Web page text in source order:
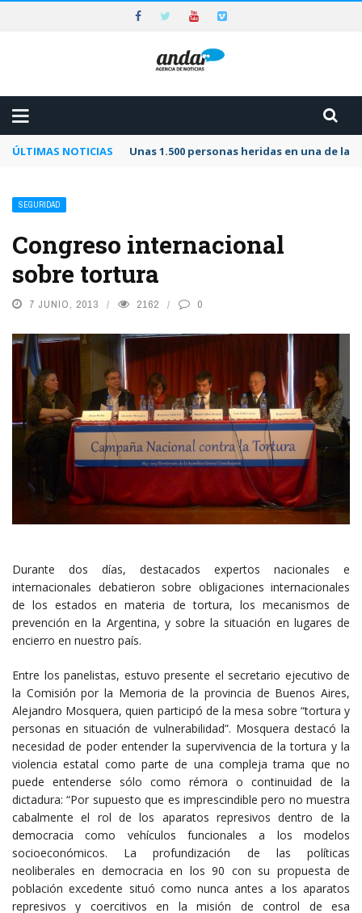
ÚLTIMAS NOTICIAS Unas 1.500 personas heridas en una de
SEGURIDAD
Congreso internacional
sobre tortura
7 JUNIO, 2013 2162 0
Durante dos días, destacados expertos nacionales e
internacionales debatieron sobre obligaciones internacionales
de los estados en materia de tortura, los mecanismos de
prevención en la Argentina, y sobre la situación en lugares de
encierro en nuestro país.
Entre los panelistas, estuvo presente el secretario ejecutivo de
la Comisión por la Memoria de la provincia de Buenos Aires,
Alejandro Mosquera, quien participó de la mesa sobre “tortura y
personas en situación de vulnerabilidad”. Mosquera destacó la
necesidad de poder entender la supervivencia de la tortura y la
violencia estatal como parte de una compleja trama que no
puede entenderse sólo como rémora o continuidad de la
dictadura: “Por supuesto que es imprescindible pero no muestra
cabalmente el rol de los aparatos represivos dentro de la
democracia como vehículos funcionales a los modelos
socioeconómicos. La profundización de las políticas
neoliberales en democracia en los 90 con su propuesta de
población excedente situó como nunca antes a los aparatos
represivos y coercitivos en la misión de control de esa